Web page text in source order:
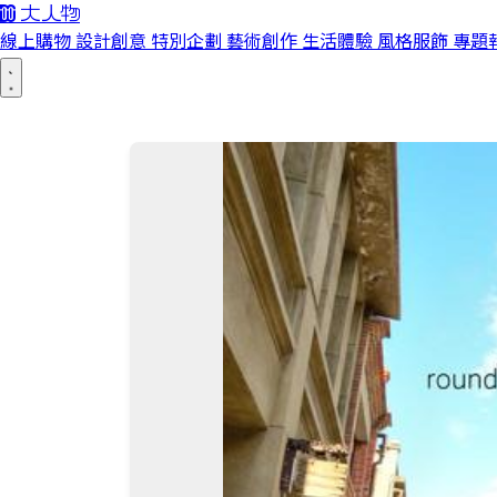
線上購物 設計創意 特別企劃 藝術創作 生活體驗 風格服飾 專題